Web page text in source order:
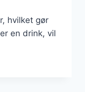
hvilket gør
en drink, vil